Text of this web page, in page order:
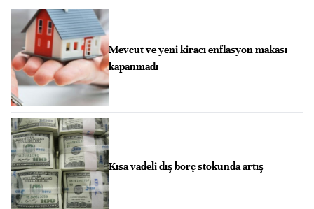
Mevcut ve yeni kiracı enflasyon makası
kapanmadı
Kısa vadeli dış borç stokunda artış